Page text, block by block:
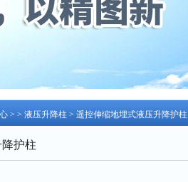
> > 液压升降柱 > 遥控伸缩地埋式液压升降护柱
护柱